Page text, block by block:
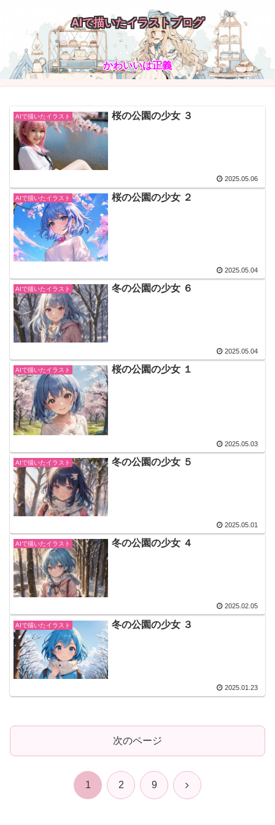
AIで描いたイラストブログ
かわいいは正義
AIで描いたイラスト 桜の公園の少女 ３
2025.05.06
AIで描いたイラスト 桜の公園の少女 ２
2025.05.04
AIで描いたイラスト 冬の公園の少女 ６
2025.05.04
AIで描いたイラスト 桜の公園の少女 １
2025.05.03
AIで描いたイラスト 冬の公園の少女 ５
2025.05.01
AIで描いたイラスト 冬の公園の少女 ４
2025.02.05
AIで描いたイラスト 冬の公園の少女 ３
2025.01.23
次のページ
1 2 9 次